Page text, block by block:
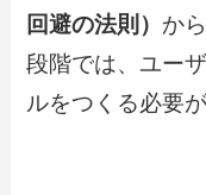
回避の法則） か
段階では、ユー
ルをつくる必要